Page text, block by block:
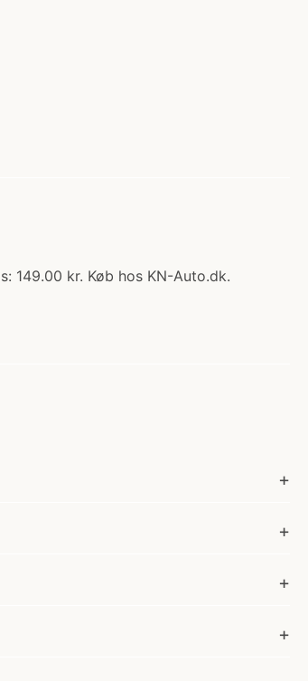
149.00 kr. Køb hos KN-Auto.dk.